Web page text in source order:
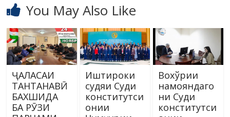
You May Also Like
ҶАЛАСАИ
ТАНТАНАВӢ
БАХШИДА
БА РӮЗИ
Иштироки
судяи Суди
конститутси
онии
Вохўрии
намояндаго
ни Суди
конститутси